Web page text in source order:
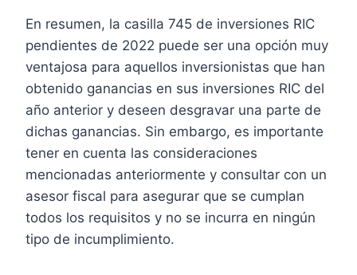
En resumen, la casilla 745 de inversiones RIC
pendientes de 2022 puede ser una opción muy
ventajosa para aquellos inversionistas que han
obtenido ganancias en sus inversiones RIC del
año anterior y deseen desgravar una parte de
dichas ganancias. Sin embargo, es importante
tener en cuenta las consideraciones
mencionadas anteriormente y consultar con un
asesor fiscal para asegurar que se cumplan
todos los requisitos y no se incurra en ningún
tipo de incumplimiento.